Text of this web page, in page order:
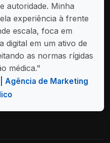
autoridade. Minha
experiência à frente
escala, foca em
digital em um ativo de
as normas rígidas
médica."
Agência de Marketing